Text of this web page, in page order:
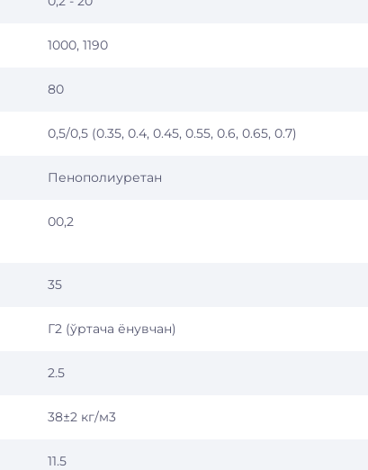
1000, 1190
80
0,5/0,5 (0.35, 0.4, 0.45, 0.55, 0.6, 0.65, 0.7)
Пенополиуретан
00,2
35
Г2 (ўртача ёнувчан)
2.5
38±2 кг/м3
11.5